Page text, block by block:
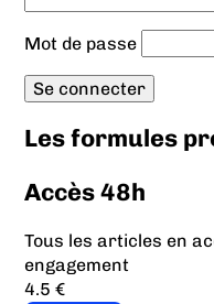
Mot de passe
Les formules
Accès 48h
Tous les articles en
engagement
4.5 €